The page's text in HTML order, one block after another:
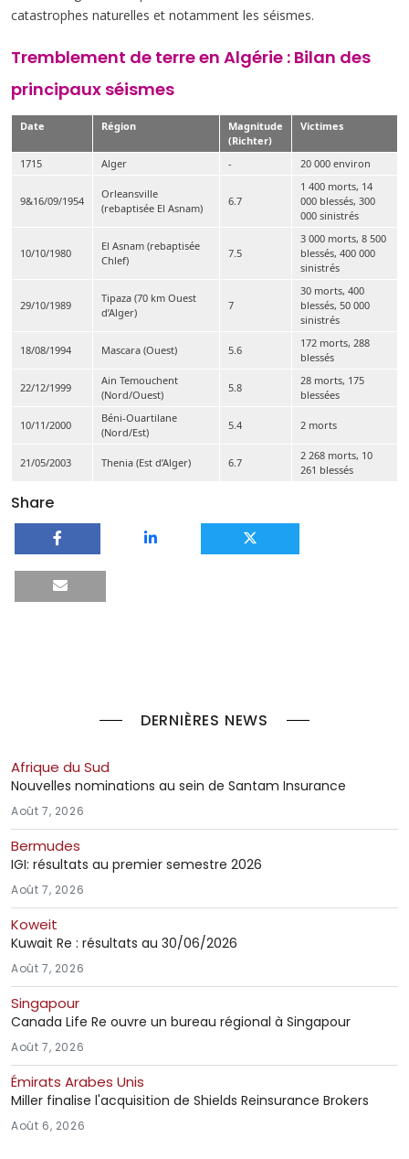
catastrophes naturelles et notamment les séismes.
Tremblement de terre en Algérie : Bilan des
principaux séismes
Date Région
Magnitude
(Richter)
Victimes
1715 Alger - 20 000 environ
9&16/09/1954
Orleansville
(rebaptisée El Asnam)
6.7
1 400 morts, 14
000 blessés, 300
000 sinistrés
10/10/1980
El Asnam (rebaptisée
Chlef)
7.5
3 000 morts, 8 500
blessés, 400 000
sinistrés
29/10/1989
Tipaza (70 km Ouest
d’Alger)
7
30 morts, 400
blessés, 50 000
sinistrés
18/08/1994 Mascara (Ouest) 5.6
172 morts, 288
blessés
22/12/1999
Ain Temouchent
(Nord/Ouest)
5.8
28 morts, 175
blessées
10/11/2000
Béni-Ouartilane
(Nord/Est)
5.4 2 morts
21/05/2003 Thenia (Est d’Alger) 6.7
2 268 morts, 10
261 blessés
Share
DERNIÈRES NEWS
Afrique du Sud
Nouvelles nominations au sein de Santam Insurance
Août 7, 2026
Bermudes
IGI: résultats au premier semestre 2026
Août 7, 2026
Koweit
Kuwait Re : résultats au 30/06/2026
Août 7, 2026
Singapour
Canada Life Re ouvre un bureau régional à Singapour
Août 7, 2026
Émirats Arabes Unis
Miller finalise l'acquisition de Shields Reinsurance Brokers
Août 6, 2026